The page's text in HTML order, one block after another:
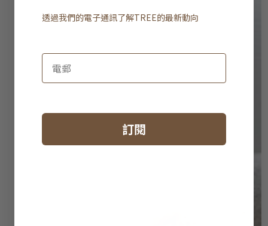
透過我們的電子通訊了解TREE的最新動向
訂閱